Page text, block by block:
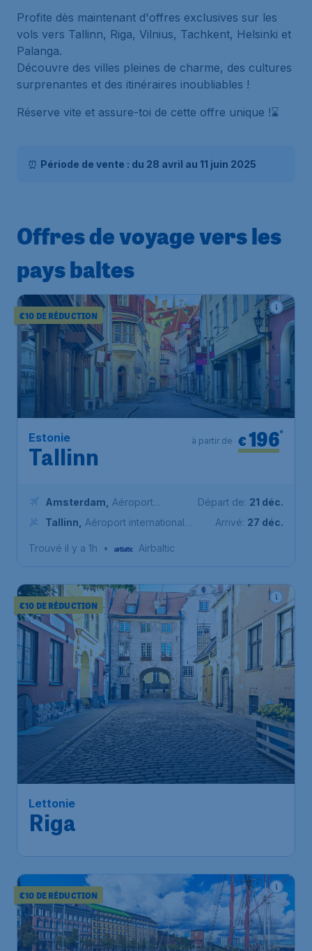
Profite dès maintenant d'offres exclusives sur les
vols vers Tallinn, Riga, Vilnius, Tachkent, Helsinki et
Palanga.
Découvre des villes pleines de charme, des cultures
surprenantes et des itinéraires inoubliables !
Réserve vite et assure-toi de cette offre unique !⌛
⏰ Période de vente : du 28 avril au 11 juin 2025
Offres de voyage vers les
pays baltes
€10 DE RÉDUCTION
Estonie
Tallinn
€196*
à partir de
Amsterdam
Aéroport
Schiphol (Amsterdam)
Tallinn
Aéroport international
Départ de: 21 déc.
Arrivé: 27 déc.
Trouvé il y a 1h • Airbaltic
€10 DE RÉDUCTION
Lettonie
Riga
€10 DE RÉDUCTION